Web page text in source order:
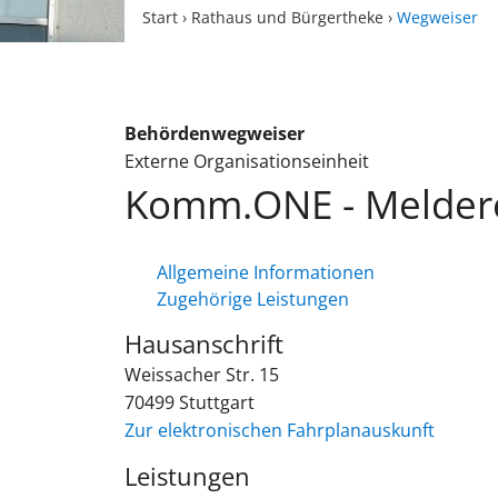
Start › Rathaus und Bürgertheke › Wegweiser
Behördenwegweiser
Externe Organisationseinheit
Komm.ONE -
Allgemeine Informationen
Zugehörige Leistungen
Hausanschrift
Weissacher Str. 15
70499Stuttgart
Zur elektronischen Fahrplanauskunft
Leistungen